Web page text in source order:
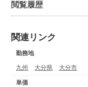
閲覧履歴
関連リンク
勤務地
九州 大分県 大分市
単価